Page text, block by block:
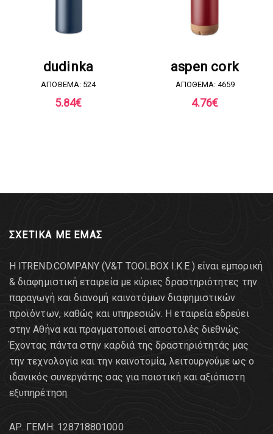
dudinka
ΑΠΟΘΕΜΑ: 524
5.84€
aspen cork
ΑΠΟΘΕΜΑ: 4659
4.76€
ΣΧΕΤΙΚΑ ΜΕ ΕΜΑΣ
Η ITREND.COMPANY (V&T TOOLBOX Ι.Κ.Ε.) είναι εμπορική
& διαφημιστική εταιρεία με κύριες δραστηριότητες την
παραγωγή και διανομή καινοτόμων διαφημιστικών
προϊόντων, καθώς και υπηρεσιών. Η εταιρεία εδρεύει
στην Αθήνα και πραγματοποιεί αποστολές διεθνώς.
Έχοντας πάντα στην καρδιά της δραστηριότητάς μας
την τεχνολογία και την καινοτομία, λειτουργούμε ως ο
ιδανικός συνεργάτης σας για ποιοτική και αξιόπιστη
εξυπηρέτηση.
AΡ. ΓΕΜΗ: 128718801000